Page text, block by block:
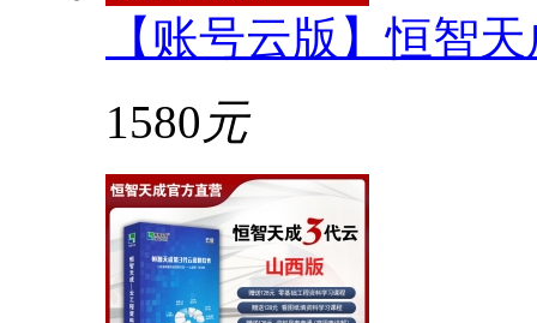
【账号云版】恒智
1580 元